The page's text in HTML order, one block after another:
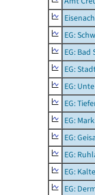
EG:
EG:
EG:
EG:
EG:
EG:
EG:
EG:
EG:
EG: